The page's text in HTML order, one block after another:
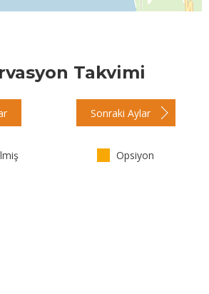
Takvimi
Sonraki Aylar
Opsiyon